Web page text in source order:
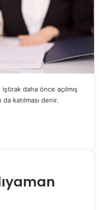
daha önce açılmış
katılması denir.